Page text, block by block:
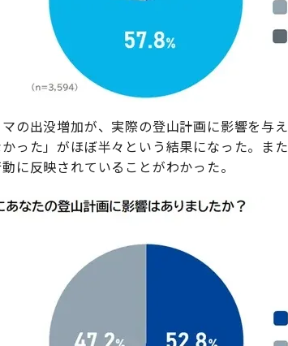
の出没増加が、実際の登山計画に影響を与
かった」がほぼ半々という結果になった。
に反映されていることがわかった。